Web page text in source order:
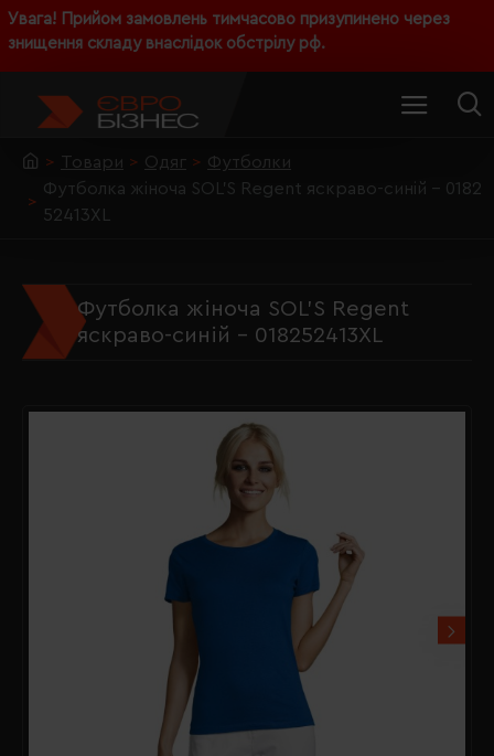
Увага! Прийом замовлень тимчасово призупинено через
знищення складу внаслідок обстрілу рф.
Товари Одяг
Футболки
Футболка жіноча SOL'S Regent яскраво-синій - 0182
52413XL
Футболка жіноча SOL'S Regent
яскраво-синій - 018252413XL